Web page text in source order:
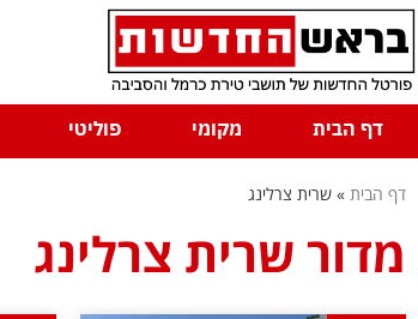
דף הבית
מקומי פוליטי
דף הבית » שרית צרלינג
מדור שרית צרלינג